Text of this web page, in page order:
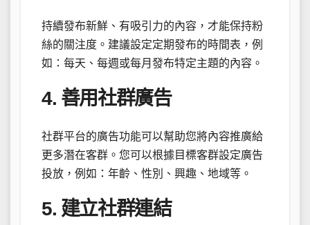
持續發布新鮮、有吸引力的內容，才能保持粉
絲的關注度。建議設定定期發布的時間表，例
如：每天、每週或每月發布特定主題的內容。
4. 善用社群廣告
社群平台的廣告功能可以幫助您將內容推廣給
更多潛在客群。您可以根據目標客群設定廣告
投放，例如：年齡、性別、興趣、地域等。
5. 建立社群連結